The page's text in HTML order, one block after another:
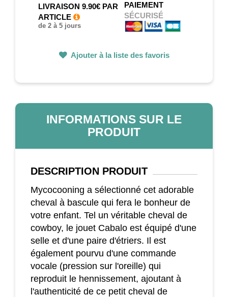
LIVRAISON 9.90€ PAR
ARTICLE
de 2 à 5 jours
PAIEMENT
SÉCURISÉ
Ajouter à la liste des favoris
INFORMATIONS SUR LE
PRODUIT
DESCRIPTION PRODUIT
Mycocooning a sélectionné cet adorable
cheval à bascule qui fera le bonheur de
votre enfant. Tel un véritable cheval de
cowboy, le jouet Cabalo est équipé d'une
selle et d'une paire d'étriers. Il est
également pourvu d'une commande
vocale (pression sur l'oreille) qui
reproduit le hennissement, ajoutant à
l'authenticité de ce petit cheval de